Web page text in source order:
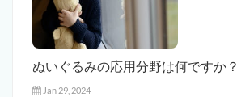
ぬいぐるみの応用分野は何ですか？
Jan 29, 2024